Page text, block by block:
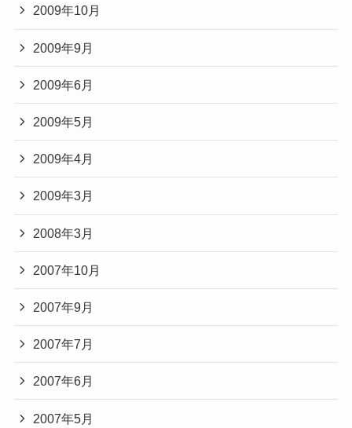
2009年10月
2009年9月
2009年6月
2009年5月
2009年4月
2009年3月
2008年3月
2007年10月
2007年9月
2007年7月
2007年6月
2007年5月